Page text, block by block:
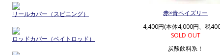
赤×青ペイズリー
4,400円(本体4,000円、税
SOLD OUT
炭酸飲料系！
リールカバー（スピニング）
ロッドカバー（ベイトロッド）